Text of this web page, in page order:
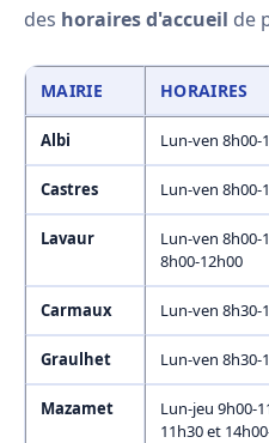
des horaires d'accueil de
MAIRIE HORAIRES
Albi Lun-ven 8h00-
Castres Lun-ven 8h00-
Lavaur
Lun-ven 8h00-
8h00-12h00
Carmaux Lun-ven 8h30-
Graulhet Lun-ven 8h30-
Mazamet
Lun-jeu 9h00-
11h30 et